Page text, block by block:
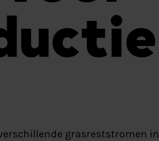
grasreststromen